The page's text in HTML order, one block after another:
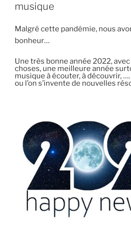
musique
Malgré cette pandémie, nous
bonheur…
Une très bonne année 2022,
choses, une meilleure année
musique à écouter, à découvrir,
ou l’on s’invente de nouvelles